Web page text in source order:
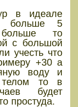
в идеале
больше 5
то
с большой
учесть что
+30 а
воду и
то в
будет
простуда.